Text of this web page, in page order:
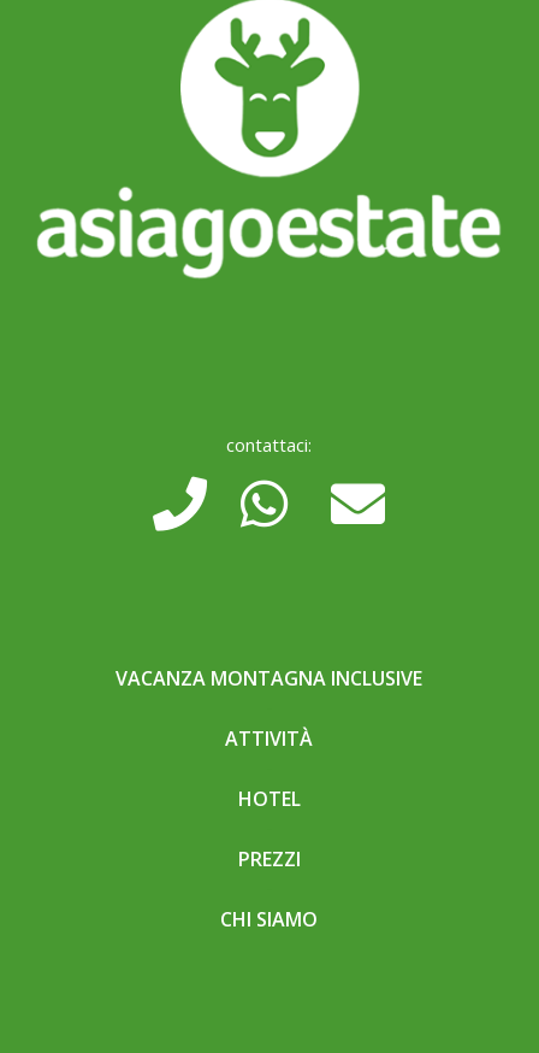
contattaci:
VACANZA MONTAGNA INCLUSIVE
ATTIVITÀ
HOTEL
PREZZI
CHI SIAMO